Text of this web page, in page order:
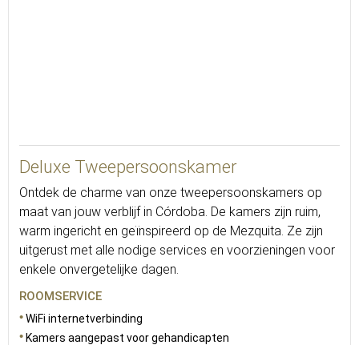
Deluxe Tweepersoonskamer
Ontdek de charme van onze tweepersoonskamers op
maat van jouw verblijf in Córdoba. De kamers zijn ruim,
warm ingericht en geïnspireerd op de Mezquita. Ze zijn
uitgerust met alle nodige services en voorzieningen voor
enkele onvergetelijke dagen.
ROOMSERVICE
WiFi internetverbinding
Kamers aangepast voor gehandicapten